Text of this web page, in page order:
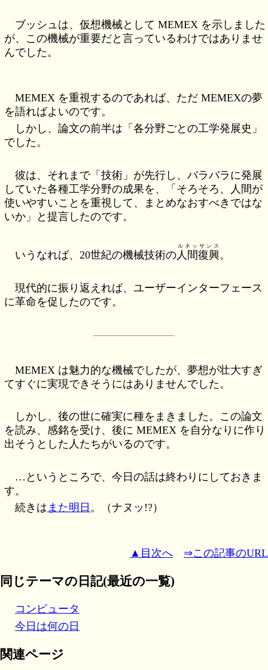
ブッシュは、仮想機械として MEMEX を示しました
が、この機械が重要だと言っているわけではありませ
んでした。
MEMEX を重視するのであれば、ただ MEMEXの夢
を語ればよいのです。
しかし、論文の前半は「各分野ごとの工学発展史」
でした。
彼は、それまで「技術」が先行し、バラバラに発展
していた各種工学分野の成果を、「そろそろ、人間が
使いやすいことを重視して、まとめなおすべきではな
いか」と提言したのです。
いうなれば、20世紀の機械技術の 人間復興
ルネッサンス
。
現代的に振り返えれば、ユーザーインターフェース
に革命を促したのです。
MEMEX は魅力的な機械でしたが、夢想が壮大すぎ
てすぐに実現できそうにはありませんでした。
しかし、後の世に確実に種をまきました。この論文
を読み、感銘を受け、後に MEMEX を自分なりに作り
出そうとした人たちがいるのです。
…というところで、今日の話は終わりにしておきま
す。
続きは また明日 。（ナヌッ!?）
▲目次へ ⇒この記事のURL
同じテーマの日記(最近の一覧)
コンピュータ
今日は何の日
関連ページ